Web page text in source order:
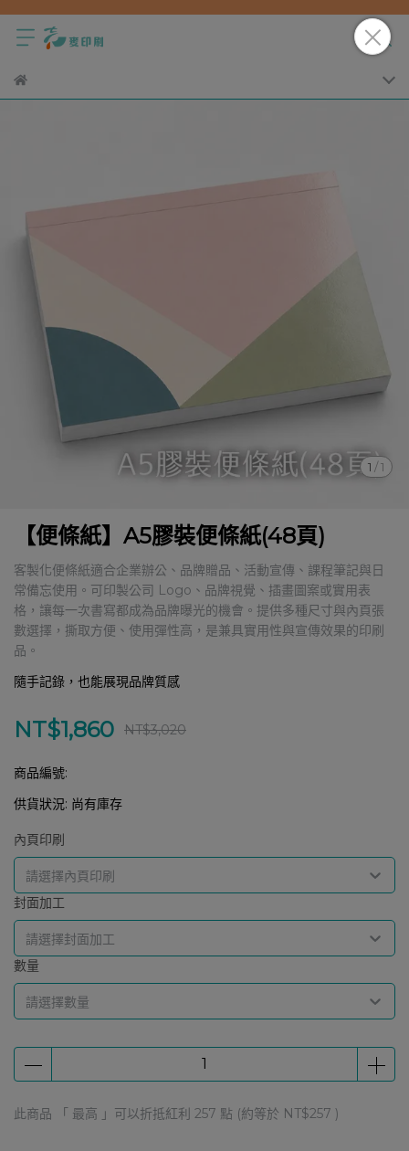
1 /1
【便條紙】A5膠裝便條紙(48頁)
客製化便條紙適合企業辦公、品牌贈品、活動宣傳、課程筆記與日
常備忘使用。可印製公司 Logo、品牌視覺、插畫圖案或實用表
格，讓每一次書寫都成為品牌曝光的機會。提供多種尺寸與內頁張
數選擇，撕取方便、使用彈性高，是兼具實用性與宣傳效果的印刷
品。
隨手記錄，也能展現品牌質感
NT$1,860 NT$3,020
商品編號:
供貨狀況: 尚有庫存
內頁印刷
請選擇內頁印刷
封面加工
請選擇封面加工
數量
請選擇數量
此商品 「 最高 」可以折抵紅利 257 點 (約等於 NT$257 )